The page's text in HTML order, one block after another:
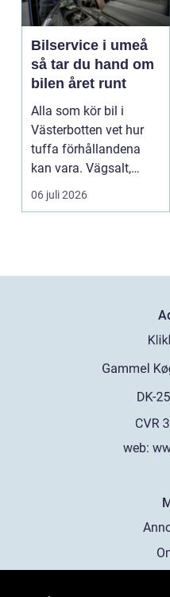
Bilservice i umeå
så tar du hand om
bilen året runt
Alla som kör bil i
Västerbotten vet hur
tuffa förhållandena
kan vara. Vägsalt,
grus, slask, stark so...
06 juli 2026
web: